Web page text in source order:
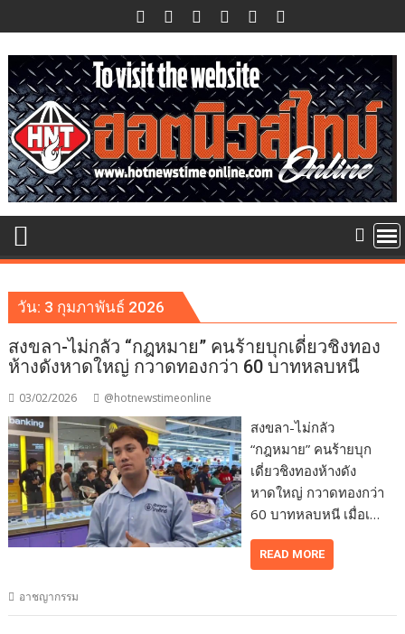
to
content
วัน: 3 กุมภาพันธ์ 2026
สงขลา-ไม่กลัว “กฎหมาย” คนร้ายบุกเดี่ยวชิงทอง
ห้างดังหาดใหญ่ กวาดทองกว่า 60 บาทหลบหนี
03/02/2026 @hotnewstimeonline
สงขลา-ไม่กลัว
“กฎหมาย” คนร้ายบุก
เดี่ยวชิงทองห้างดัง
หาดใหญ่ กวาดทองกว่า
60 บาทหลบหนี เมื่อเ…
READ MORE
อาชญากรรม